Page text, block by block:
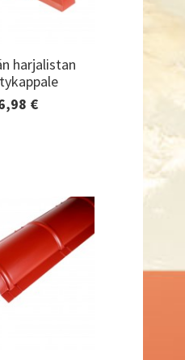
harjalistan
€
harjalistan
ja